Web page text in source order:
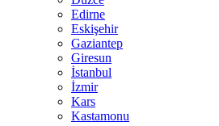
Edirne
Eskişehir
Gaziantep
Giresun
İstanbul
İzmir
Kars
Kastamonu